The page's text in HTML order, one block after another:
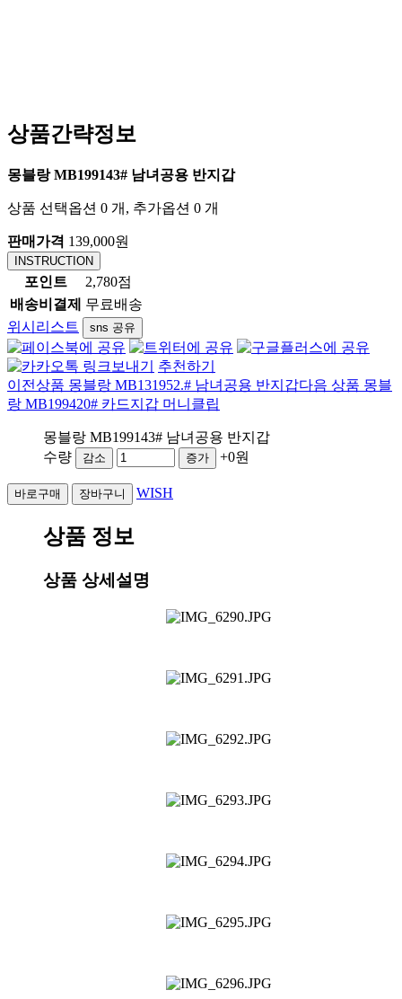
상품간략정보
몽블랑 MB199143# 남녀공용 반지갑
상품 선택옵션 0 개, 추가옵션 0 개
판매가격 139,000원
INSTRUCTION
포인트
2,780점
배송비결제
무료배송
위시리스트
sns 공유
추천하기
이전상품 몽블랑 MB131952.# 남녀공용 반지갑다음 상품 몽블
랑 MB199420# 카드지갑 머니클립
몽블랑 MB199143# 남녀공용 반지갑
수량
감소 증가 +0원
WISH
상품 정보
상품 상세설명